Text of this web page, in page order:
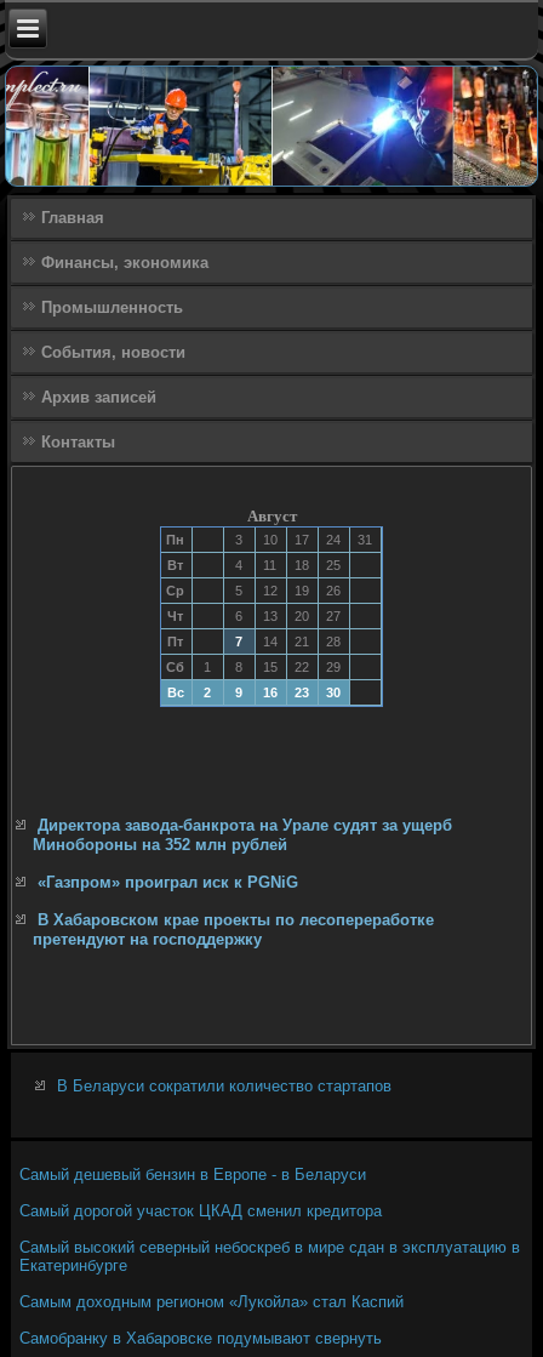
Главная
Финансы, экономика
Промышленность
События, новости
Архив записей
Контакты
Август
Пн 3 10 17 24
31
Вт
4 11 18
25
Ср
5 12 19
26
Чт
6 13 20
27
Пт
7 14 21
28
Сб
1 8 15 22
29
Вс
2 9 16 23 30
Директора завода-банкрота на Урале судят за ущерб
Минобороны на 352 млн рублей
«Газпром» проиграл иск к PGNiG
В Хабаровском крае проекты по лесопереработке
претендуют на господдержку
В Беларуси сократили количество стартапов
Самый дешевый бензин в Европе - в Беларуси
Самый дорогой участок ЦКАД сменил кредитора
Самый высокий северный небоскреб в мире сдан в эксплуатацию в
Екатеринбурге
Самым доходным регионом «Лукойла» стал Каспий
Самобранку в Хабаровске подумывают свернуть